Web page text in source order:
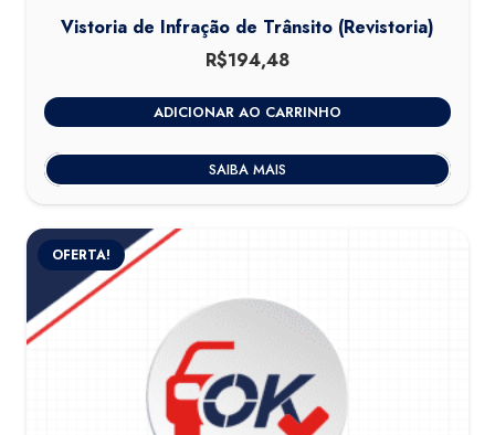
Vistoria de Infração de Trânsito (Revistoria)
R$194,48
ADICIONAR AO CARRINHO
SAIBA MAIS
OFERTA!